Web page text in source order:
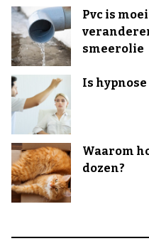
Pvc is
smeerolie
Is
Waarom
dozen?